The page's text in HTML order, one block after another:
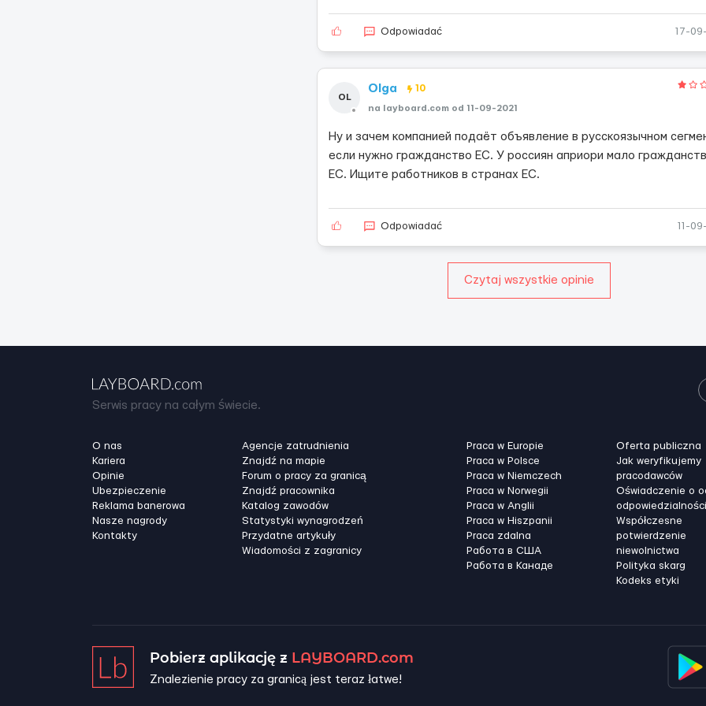
Odpowiadać 17-
OL
Olga 10
na layboard.com od 11-09-2021
Ну и зачем компанией подаёт объявление в русскоязычном
если нужно гражданство ЕС. У россиян априори мало
ЕС. Ищите работников в странах ЕС.
Odpowiadać 11-
Czytaj wszystkie opinie
Serwis pracy na całym świecie.
O nas
Kariera
Opinie
Ubezpieczenie
Reklama banerowa
Nasze nagrody
Kontakty
Agencje zatrudnienia
Znajdź na mapie
Forum o pracy za granicą
Znajdź pracownika
Katalog zawodów
Statystyki wynagrodzeń
Przydatne artykuły
Wiadomości z zagranicy
Praca w Europie
Praca w Polsce
Praca w Niemczech
Praca w Norwegii
Praca w Anglii
Praca w Hiszpanii
Praca zdalna
Работа в США
Работа в Канадe
Oferta publiczna
Jak weryfikujemy
pracodawców
Oświadczenie o
odpowiedzialności
Współczesne
potwierdzenie
niewolnictwa
Polityka skarg
Kodeks etyki
Pobierz aplikację z LAYBOARD.com
Znalezienie pracy za granicą jest teraz łatwe!